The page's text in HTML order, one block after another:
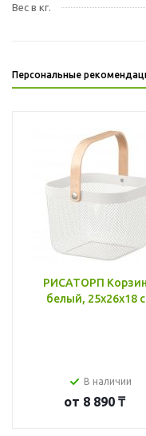
Вес в кг.
Персональные
РИСАТОРП
белый, 25x26x18
В наличии
от 8 890 ₸